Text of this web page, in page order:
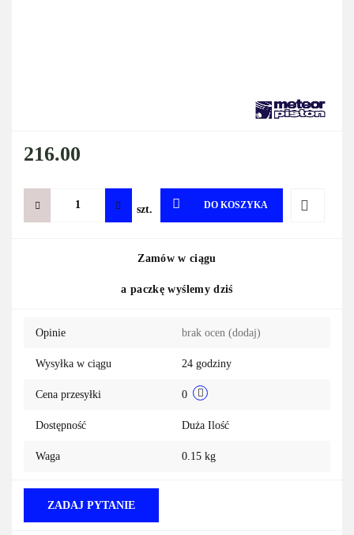
216.00
szt. DO KOSZYKA
Zamów w ciągu
a paczkę wyślemy dziś
Opinie brak ocen (dodaj)
Wysyłka w ciągu 24 godziny
Cena przesyłki 0
Dostępność Duża Ilość
Waga 0.15 kg
ZADAJ PYTANIE